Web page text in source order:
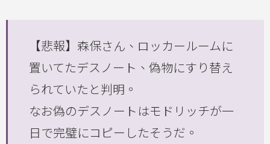
【悲報】森保さん、ロッカールームに
置いてたデスノート、偽物にすり替え
られていたと判明。
なお偽のデスノートはモドリッチが一
日で完璧にコピーしたそうだ。